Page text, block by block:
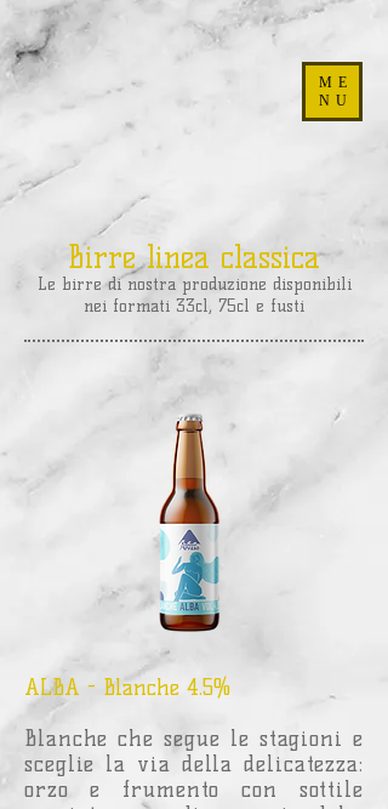
ME
NU
Birre linea classica
Le birre di nostra produzione disponibili
nei formati 33cl, 75cl e fusti
ALBA - Blanche 4.5%
Blanche che segue le stagioni e
sceglie la via della delicatezza:
orzo e frumento con sottile